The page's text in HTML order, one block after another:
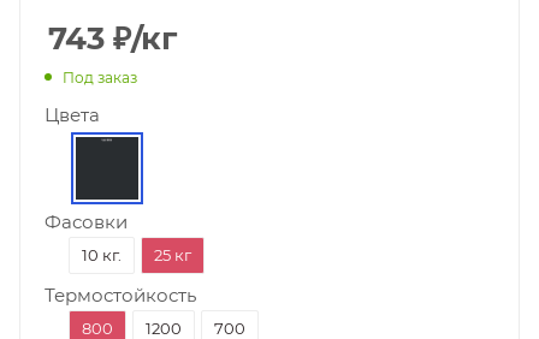
743 ₽/кг
Под заказ
Цвета
Фасовки
10 кг. 25 кг
Термостойкость
800 1200 700